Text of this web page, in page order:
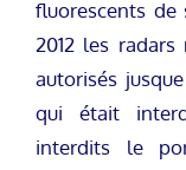
fluorescents de
2012 les
autorisés
qui était
interdits le